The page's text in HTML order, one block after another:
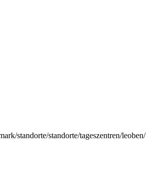
standorte/standorte/tageszentren/leoben/